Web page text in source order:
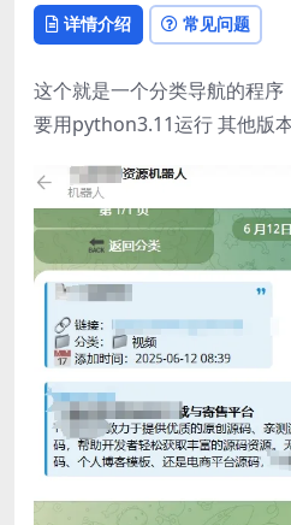
详情介绍 常见问题
这个就是一个分类导航的程
要用python3.11运行 其他版